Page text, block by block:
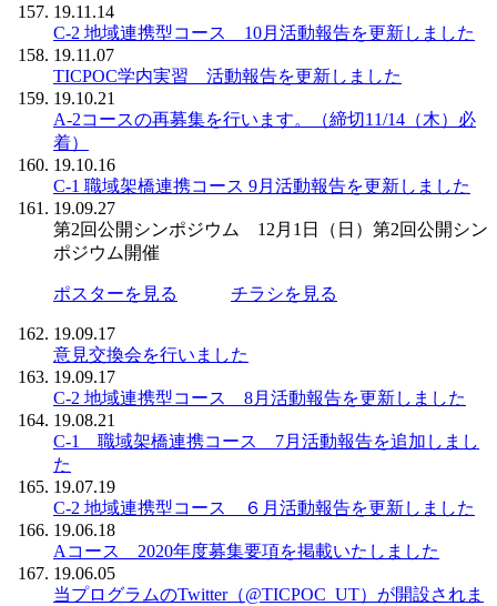
19.11.14
C-2 地域連携型コース 10月活動報告を更新しました
19.11.07
TICPOC学内実習 活動報告を更新しました
19.10.21
A-2コースの再募集を行います。（締切11/14（木）必
着）
19.10.16
C-1 職域架橋連携コース 9月活動報告を更新しました
19.09.27
第2回公開シンポジウム 12月1日（日）第2回公開シン
ポジウム開催
ポスターを見る チラシを見る
19.09.17
意見交換会を行いました
19.09.17
C-2 地域連携型コース 8月活動報告を更新しました
19.08.21
C-1 職域架橋連携コース 7月活動報告を追加しまし
た
19.07.19
C-2 地域連携型コース ６月活動報告を更新しました
19.06.18
Aコース 2020年度募集要項を掲載いたしました
19.06.05
当プログラムのTwitter（@TICPOC_UT）が開設されま